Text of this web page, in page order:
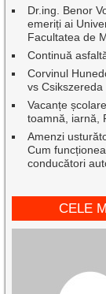
Dr.ing. Benor
emeriți ai
Facultatea de
Continuă
Corvinul
vs Csikszereda
Vacanțe
toamnă, iarnă,
Amenzi
Cum
conducători
CELE